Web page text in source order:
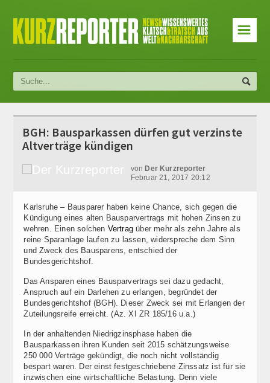
☰
BGH: Bausparkassen dürfen gut verzinste
Altverträge kündigen
von Der Kurzreporter
Februar 21, 2017 20:12
Karlsruhe – Bausparer haben keine Chance, sich gegen die
Kündigung eines alten Bausparvertrags mit hohen Zinsen zu
wehren. Einen solchen Vertrag über mehr als zehn Jahre als
reine Sparanlage laufen zu lassen, widerspreche dem Sinn
und Zweck des Bausparens, entschied der
Bundesgerichtshof.
Das Ansparen eines Bausparvertrags sei dazu gedacht,
Anspruch auf ein Darlehen zu erlangen, begründet der
Bundesgerichtshof (BGH). Dieser Zweck sei mit Erlangen der
Zuteilungsreife erreicht. (Az. XI ZR 185/16 u.a.)
In der anhaltenden Niedrigzinsphase haben die
Bausparkassen ihren Kunden seit 2015 schätzungsweise
250 000 Verträge gekündigt, die noch nicht vollständig
bespart waren. Der einst festgeschriebene Zinssatz ist für sie
inzwischen eine wirtschaftliche Belastung. Denn viele